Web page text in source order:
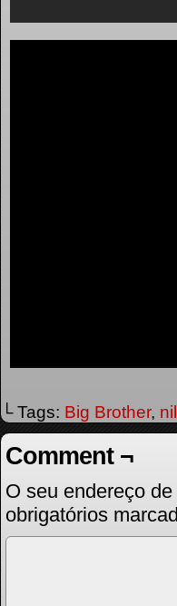
└ Tags: Big Brother,
Comment ¬
O seu endereço
obrigatórios